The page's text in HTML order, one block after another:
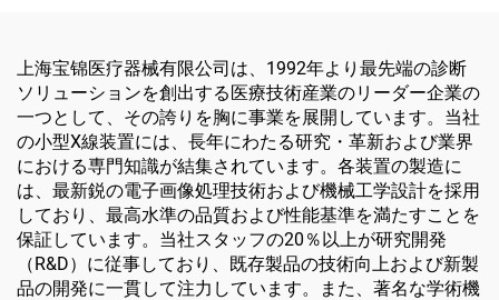
上海宝锦医疗器械有限公司は、1992年より最先端の診断
ソリューションを創出する医療技術産業のリーダー企業の
一つとして、その誇りを胸に事業を展開しています。当社
の小型X線装置には、長年にわたる研究・革新および業界
における専門知識が結集されています。各装置の製造に
は、最新鋭の電子画像処理技術および機械工学設計を採用
しており、最高水準の品質および性能基準を満たすことを
保証しています。当社スタッフの20％以上が研究開発
（R&D）に従事しており、既存製品の技術向上および新製
品の開発に一貫して注力しています。また、著名な学術機